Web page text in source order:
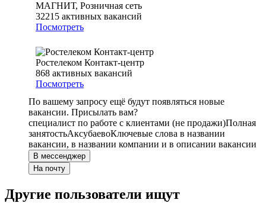
МАГНИТ, Розничная сеть
32215 активных вакансий
Посмотреть
Ростелеком Контакт-центр
868 активных вакансий
Посмотреть
По вашему запросу ещё будут появляться новые
вакансии. Присылать вам?
специалист по работе с клиентами (не продажи)Полная
занятостьАксубаевоКлючевые слова в названии
вакансии, в названии компании и в описании вакансии
В мессенджер
На почту
Другие пользователи ищут